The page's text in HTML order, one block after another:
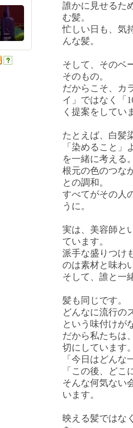
誰かに見せるた
む髪。
忙しい日も、気
んな髪。
そして、そのベ
そのもの。
だからこそ、カ
イ」ではなく「
く提案をしてい
たとえば、白髪
「染めること
を一緒に考える
根元の色のつな
との調和。
すべてがその人
うに。
実は、美容師と
ています。
派手な盛りつけ
のは素材と味わ
そして、誰と一
髪も同じです。
どんなに流行の
という味付けが
だから私たちは
切にしています
「今日はどんな
「この後、どこ
そんな何気ない
います。
映える髪ではな